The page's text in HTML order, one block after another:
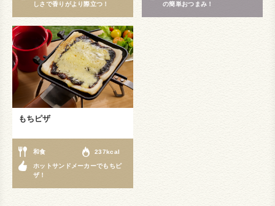
しさで香りがより際立つ！
の簡単おつまみ！
もちピザ
和食 237kcal
ホットサンドメーカーでもちピ
ザ！